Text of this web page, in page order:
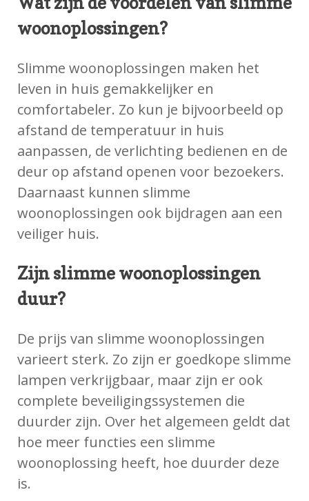
woonoplossingen?
Slimme woonoplossingen maken het
leven in huis gemakkelijker en
comfortabeler. Zo kun je bijvoorbeeld op
afstand de temperatuur in huis
aanpassen, de verlichting bedienen en de
deur op afstand openen voor bezoekers.
Daarnaast kunnen slimme
woonoplossingen ook bijdragen aan een
veiliger huis.
Zijn slimme woonoplossingen
duur?
De prijs van slimme woonoplossingen
varieert sterk. Zo zijn er goedkope slimme
lampen verkrijgbaar, maar zijn er ook
complete beveiligingssystemen die
duurder zijn. Over het algemeen geldt dat
hoe meer functies een slimme
woonoplossing heeft, hoe duurder deze
is.